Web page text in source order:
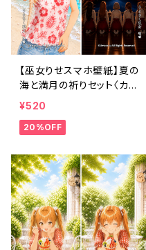
【巫女りせスマホ壁紙】夏の
海と満月の祈りセット〈カレ
ンダーなし・1ヶ月利用コー
¥520
20%OFF